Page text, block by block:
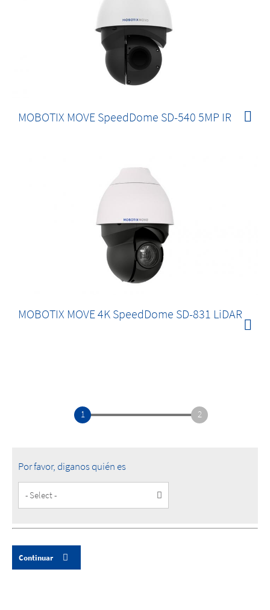
MOBOTIX MOVE SpeedDome SD-540 5MP IR
MOBOTIX MOVE 4K SpeedDome SD-831 LiDAR
1 2
Por favor, diganos quién es
Type